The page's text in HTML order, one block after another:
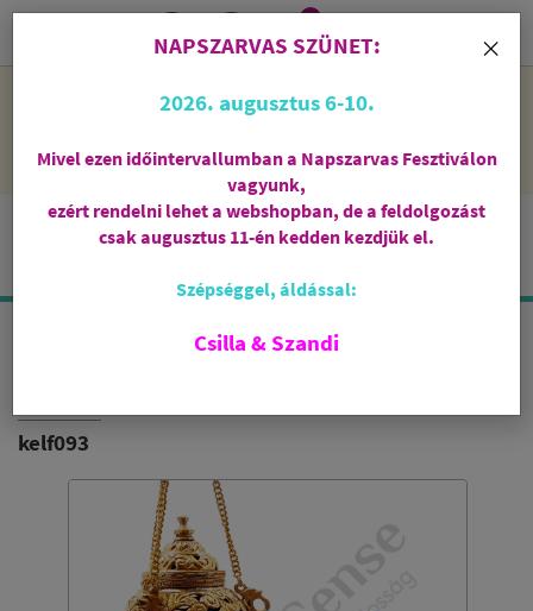
NAPSZARVAS SZÜNET: 2026. augusztus 6-10 - rendelni lehet
feldolgozni őket.
i
0
TEMPLOMI TÖMJÉNEZŐ
kelf093
×
NAPSZARVAS SZÜNET:
2026. augusztus 6-10.
Mivel ezen időintervallumban a Napszarvas Fesztiválon
vagyunk,
ezért rendelni lehet a webshopban, de a feldolgozást
csak augusztus 11-én kedden kezdjük el.
Szépséggel, áldással:
Csilla & Szandi